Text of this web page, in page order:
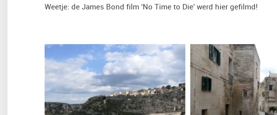
Weetje: de James Bond film ‘No Time to Die’ werd hier gefilmd!